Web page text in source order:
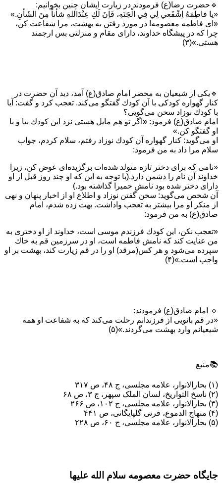
🔹حضرت رضا(ع) فرمودند در زيارت ایشان چنين بخوانيم:
«يا فاطِمَهُ اِشْفَعي لِي فِي الْجَنَهِ، فَاِنَ لَكِ عِنْدَاللهِ شأناً مِنَ الشَأنِ.»
«ای فاطمه معصومه! در مورد رفتن به بهشت، مرا شفاعت كن،
چرا كه در پيشگاه خداوند، دارای مقام و منزلتی بس ارجمند
هستی.»(۳)
🔹يكی از شيعيان به محضر امام صادق(ع) آمد، ديد آن حضرت در
كنار گهواره كودكی با آ‌ن كودك گفتگو می‌كند. تعجب كرد و گفت: آيا
با كودك نوزاد سخن می‌گويی؟
امام صادق(ع) فرمود: «اگر تو هم مايل هستی نزد اين كودك بيا و با
او گفتگو كن.»
او می‌گويد: كنار گهواره آن كودك نوزاد رفتم، سلام كردم، جواب
سلام مرا داد به من فرمود:
«نامی كه برای دختر تازه متولد شده‌ات برگزيده‌ای عوض كن، زيرا
خداوند آن نام را دشمن دارد.(با توجه به اين كه او چند روز قبل از او
دارای دختر شده بود نامش حميرا گذاشته بود.)
آن شخص می‌گويد: سخن گفتن نوزاد و اطلاع او از اخبار پنهان و نهی
از منكر او مرا بيشتر به تعجب واداشت. بهت زده شدم، امام
صادق(ع) به من فرمود:
«تعجب نكن، اين كودك فرزندم موسی است، خداوند از او دختری به
من عنايت كند كه نامش فاطمه است، او در سرزمين قم به خاك
سپرده می‌شود و هر كس(مرقد) او را در قم زيارت كند، بهشت بر او
واجب است.»(۴)
🔹 امام صادق(ع) فرمودند:
«در قم بانويی از فرزندانم رحلت می‌كند كه به شفاعت او همه
شيعيانم وارد بهشت می‌گردند.»(۵)
📚منبع
(۱) بحارالانوار، علامه مجلسی، ج ۴۸، ص ۳۱۷
(۲) ناسخ التواريخ، لسان الملک سپهر، ج ۳، ص ۶۸
(۳) بحارالانوار، علامه مجلسی، ج ۱۰۲، ص ۲۶۶
(۴) منهاج الدموع، قرنی گلپایگانی، ص ۴۴۱
(۵) بحارالانوار، علامه مجلسی، ج ۶۰، ص ۲۲۸
جایگاه حضرت معصومه سلام الله علیها